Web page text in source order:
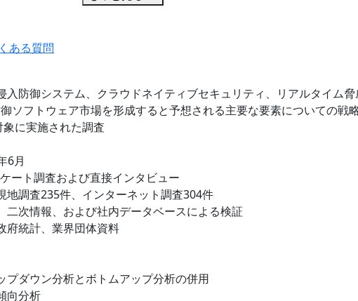
ある質問
入防御システム、クラウドネイティブセキュリティ、リアルタイム
ソフトウェア市場を形成すると予想される主要な要素についての戦
に実施された調査
6月
ート調査および直接インタビュー
地調査235件、インターネット調査304件
二次情報、および社内データベースによる検証
府統計、業界団体資料
プダウン分析とボトムアップ分析の併用
向分析